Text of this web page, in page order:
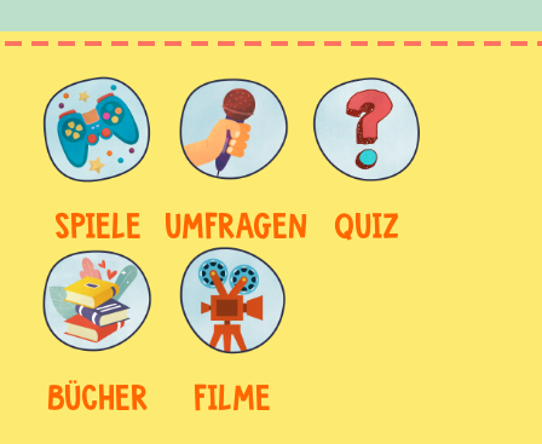
SPIELE UMFRAGEN QUIZ
BÜCHER FILME